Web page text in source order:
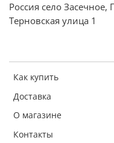
Материал решеток
Классическое
Вид газа
Природный (метан),
Как купить
Доставка
О магазине
Контакты
Россия село
Терновская улица 1